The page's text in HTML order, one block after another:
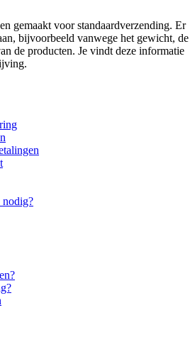
gemaakt voor standaardverzending. Er
bijvoorbeeld vanwege het gewicht, de
de producten. Je vindt deze informatie
nodig?